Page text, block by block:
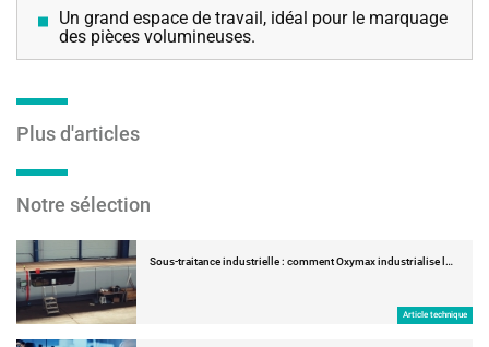
Un grand espace de travail, idéal pour le marquage
des pièces volumineuses.
Plus d'articles
Notre sélection
Sous-traitance industrielle : comment Oxymax industrialise l…
Article technique